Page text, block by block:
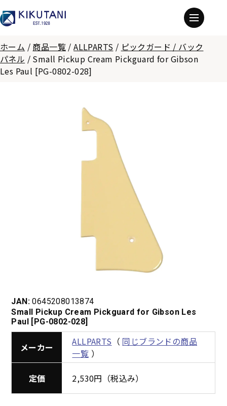
ホーム / 商品一覧 /ALLPARTS / ピックガード / バック
パネル / Small Pickup Cream Pickguard for Gibson
Les Paul [PG-0802-028]
JAN: 0645208013874
Small Pickup Cream Pickguard for Gibson Les
Paul [PG-0802-028]
メーカー ALLPARTS （ 同じブランドの商品
一覧 ）
定価 2,530円（税込み）